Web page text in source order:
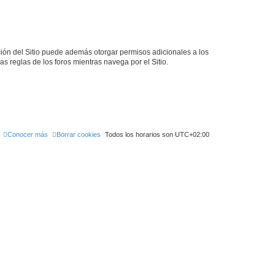
del Sitio puede además otorgar permisos adicionales a los
reglas de los foros mientras navega por el Sitio.
Todos los horarios son UTC+02:00
Borrar cookies
Conocer más